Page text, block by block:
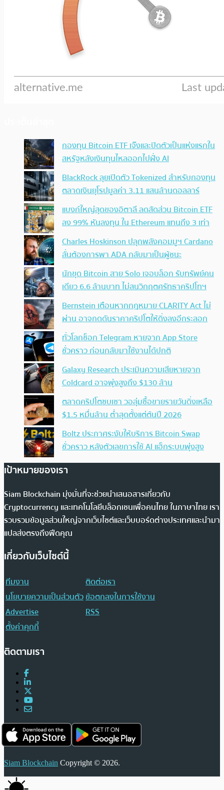
กองทุน Bitcoin ETF เจ๊งและปิดตัวเป็นแห่งแรกใน
สหรัฐหลังเงินทุนไหลออกไปฝั่ง AI
BlackRock ลุยเปิดตัว Tokenized สำหรับกองทุน
ตลาดเงินยุโรปมูลค่า 3.11 แสนล้านดอลลาร์
แบงก์ใหญ่สุดของอิตาลี ลดสัดส่วน Bitcoin ETF
ลง 99% หันลงทุน ใน Ethereum แทนถึง 3 เท่า
Charles Hoskinson ปลุกพลังคอมมูฯ Cardano
ลั่นต้องการพา ADA กลับมาเป็นผู้ชนะ
นักขุด Bitcoin สาย Solo เจอบล็อก รับทรัพย์คน
เดียว 6.6 ล้านบาท ไม่สนวิกฤตศรัทธาคริปโทฯ
Bernstein เตือนหากกฎหมาย CLARITY Act ไม่
ผ่าน อาจกดดันราคาคริปโตให้ดิ่งลงอีกระลอก
ทั่วโลกช็อก Telegram หายจาก App Store
ชั่วคราว ก่อนกลับมาใช้งานได้ปกติ
Galaxy Research ประเมินความเสียหายจาก
Coldcard อาจพุ่งสูงถึง $130 ล้าน
ตลาดคริปโตซบเซา วอลุ่มซื้อขายรายวันดิ่งเหลือ
$1.5 หมื่นล้าน ต่ำสุดตั้งแต่ต้นปี 2026
Boltz ประกาศระงับให้บริการ Bitcoin Swap
ชั่วคราว หลังตัวเลขการใช้ AI แฮ็กระบบพุ่งสูง
เป้าหมายของเรา
Siam Blockchain มุ่งมั่นที่จะช่วยนำเสนอสารเกี่ยวกับ
Cryptocurrency และเทคโนโลยีบล็อกเชนเพื่อคนไทย ในภาษาไทย เรา
รวบรวมข้อมูลส่วนใหญ่จากเว็บไซต์และเว็บบอร์ดต่างประเทศและนำมา
แปลส่งตรงถึงฟีดคุณ
เกี่ยวกับเว็บไซต์นี้
ทีมงาน
ติดต่อเรา
นโยบายความเป็นส่วนตัวข้อตกลงในการใช้งาน
Advertise
RSS
ตั้งค่าคุกกี้
ติดตามเรา
Siam Blockchain Copyright © 2026.